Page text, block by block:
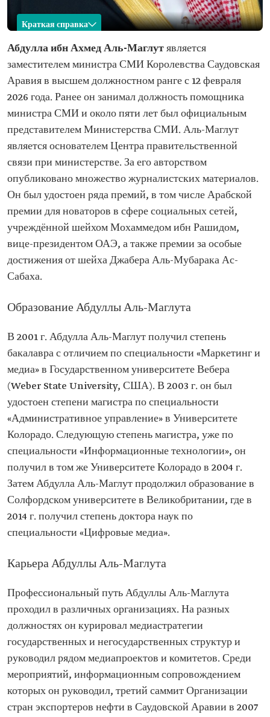
Краткая справка
Абдулла Аль-Маглут
Имя
Абдулла Аль-Маглут
Профессиональная
сфера
Журналист и писатель
Актуальная
Помощник министра СМИ Саудовской Аравии
Образование
Государственный университет Вебера, США
Магистр в области административного
управления, Университет Колорадо, США
Магистр в области информационных
технологий, Университет Колорадо, США
Доктор наук в сфере цифровых медиа,
Солфордский университет, Великобритания
должности
Менеджер по связям с общественностью
изменениями и коммуникациями в Программе
Абдулла ибн Ахмед Аль-Маглутявляется
заместителем министра СМИ Королевства Саудовская
Аравия в высшем должностном ранге с 12 февраля
2026 года. Ранее он занимал должность помощника
министра СМИ и около пяти лет был официальным
представителем Министерства СМИ. Аль-Маглут
является основателем Центра правительственной
связи при министерстве. За его авторством
опубликовано множество журналистских материалов.
Он был удостоен ряда премий, в том числе Арабской
премии для новаторов в сфере социальных сетей,
учреждённой шейхом Мохаммедом ибн Рашидом,
вице-президентом ОАЭ, а также премии за особые
достижения от шейха Джабера Аль-Мубарака Ас-
Сабаха.
Образование Абдуллы Аль-Маглута
В 2001 г. Абдулла Аль-Маглут получил степень
бакалавра с отличием по специальности «Маркетинг и
медиа» в Государственном университете Вебера
(Weber State University, США). В 2003 г. он был
удостоен степени магистра по специальности
«Административное управление» в Университете
Колорадо. Следующую степень магистра, уже по
специальности «Информационные технологии», он
получил в том же Университете Колорадо в 2004 г.
Затем Абдулла Аль-Маглут продолжил образование в
Солфордском университете в Великобритании, где в
2014 г. получил степень доктора наук по
специальности «Цифровые медиа».
Карьера Абдуллы Аль-Маглута
Профессиональный путь Абдуллы Аль-Маглута
проходил в различных организациях. На разных
должностях он курировал медиастратегии
государственных и негосударственных структур и
руководил рядом медиапроектов и комитетов. Среди
мероприятий, информационным сопровождением
которых он руководил, третий саммит Организации
стран экспортеров нефти в Саудовской Аравии в 2007